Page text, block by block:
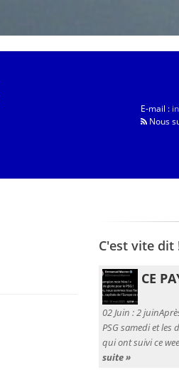
E-mail :
Nous
C'est vite dit
CE
02 Juin :2
PSG samedi et les
qui ont suivi ce
suite »